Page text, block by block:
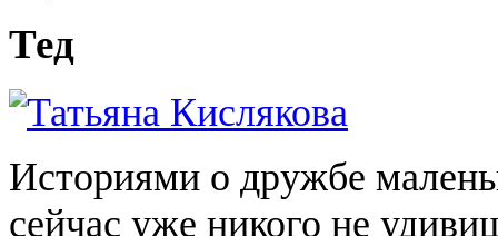
Тед
Историями о дружбе
сейчас уже никого не